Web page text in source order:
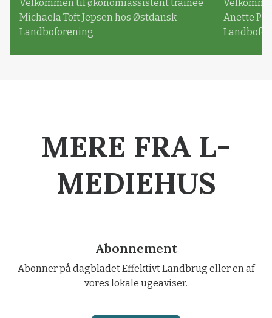
Velkommen til økonomiassistent trainee
Michaela Toft Jepsen hos Østdansk
Landboforening
Anette
MERE FRA L-
MEDIEHUS
Abonnement
Abonner på dagbladet Effektivt Landbrug eller en af
vores lokale ugeaviser.